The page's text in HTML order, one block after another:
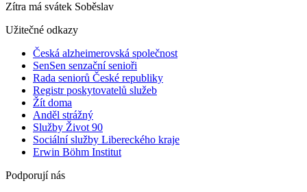
Zítra má svátek Soběslav
Užitečné odkazy
Česká alzheimerovská společnost
SenSen senzační senioři
Rada seniorů České republiky
Registr poskytovatelů služeb
Žít doma
Anděl strážný
Služby Život 90
Sociální služby Libereckého kraje
Erwin Böhm Institut
Podporují nás